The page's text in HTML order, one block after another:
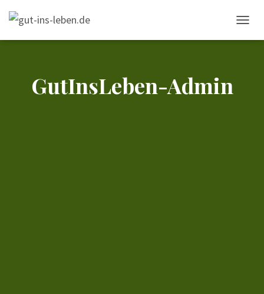
GutInsLeben-Admin